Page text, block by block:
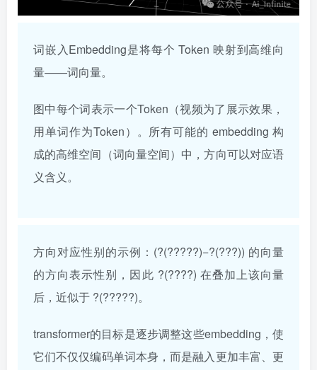
词嵌入Embedding是将每个 Token 映射到高维向
量——词向量。
图中每个词表示一个Token（视频为了展示效果，
用单词作为Token）。所有可能的 embedding 构
成的高维空间（词向量空间）中，方向可以对应语
义含义。
方向对应性别的示例：(?(?????)−?(???)) 的向量
的方向表示性别，因此 ?(????) 在叠加上该向量
后，近似于 ?(?????)。
transformer的目标是逐步调整这些embedding，使
它们不仅仅编码单词本身，而是融入更加丰富、更